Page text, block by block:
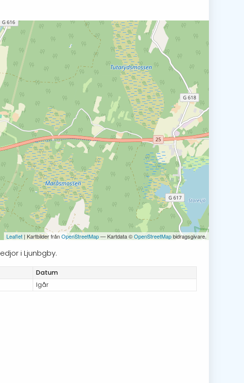
Leaflet | Kartbilder frånOpenStreetMap— Kartdata ©OpenStreetMapbidragsgivare.
i Ljunbgby.
Datum
Igår